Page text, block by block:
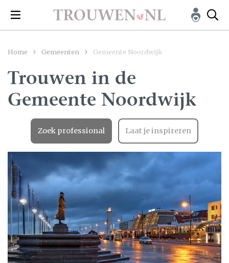
Home Gemeenten Gemeente Noordwijk
Trouwen in de
Gemeente Noordwijk
Zoek professional Laat je inspireren